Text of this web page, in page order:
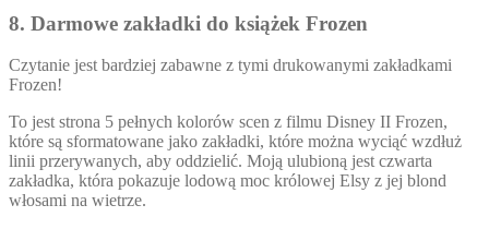
8. Darmowe zakładki do książek Frozen
Czytanie jest bardziej zabawne z tymi drukowanymi zakładkami
Frozen!
To jest strona 5 pełnych kolorów scen z filmu Disney II Frozen,
które są sformatowane jako zakładki, które można wyciąć wzdłuż
linii przerywanych, aby oddzielić. Moją ulubioną jest czwarta
zakładka, która pokazuje lodową moc królowej Elsy z jej blond
włosami na wietrze.